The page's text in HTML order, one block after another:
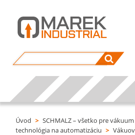
Úvod > SCHMALZ – všetko pre vákuum
technológia na automatizáciu >